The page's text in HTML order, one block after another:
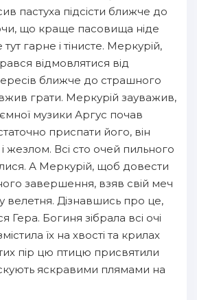
пастуха підсісти ближче до
що краще пасовища ніде
гарне і тінисте. Меркурій,
відмовлятися від
ближче до страшного
грати. Меркурій зауважив,
музики Аргус почав
приспати його, він
жезлом. Всі сто очей пильного
А Меркурій, щоб довести
завершення, взяв свій меч
велетня. Дізнавшись про це,
Гера. Богиня зібрала всі очі
їх на хвості та крилах
пір цю птицю присвятили
яскравими плямами на